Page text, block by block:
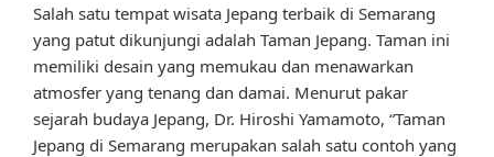
Salah satu tempat wisata Jepang terbaik di Semarang
yang patut dikunjungi adalah Taman Jepang. Taman ini
memiliki desain yang memukau dan menawarkan
atmosfer yang tenang dan damai. Menurut pakar
sejarah budaya Jepang, Dr. Hiroshi Yamamoto, “Taman
Jepang di Semarang merupakan salah satu contoh yang